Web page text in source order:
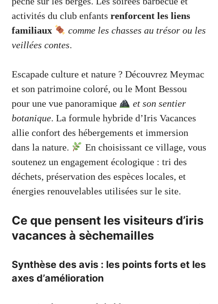
activités du club enfants renforcent les liens
familiaux
comme les chasses au trésor ou les
veillées contes.
Escapade culture et nature ? Découvrez Meymac
et son patrimoine coloré, ou le Mont Bessou
pour une vue panoramique
et son sentier
botanique. La formule hybride d’Iris Vacances
allie confort des hébergements et immersion
dans la nature.
En choisissant ce village, vous
soutenez un engagement écologique : tri des
déchets, préservation des espèces locales, et
énergies renouvelables utilisées sur le site.
Ce que pensent les visiteurs d’iris
vacances à sèchemailles
Synthèse des avis : les points forts et les
axes d’amélioration